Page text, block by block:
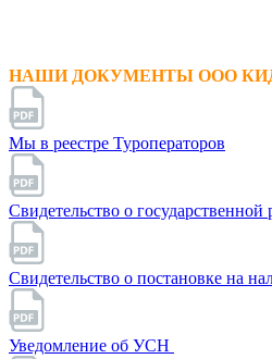
НАШИ ДОКУМЕНТЫ ООО
Мы в реестре Туроператоров
Свидетельство о государственной
Свидетельство о постановке на
Уведомление об УСН